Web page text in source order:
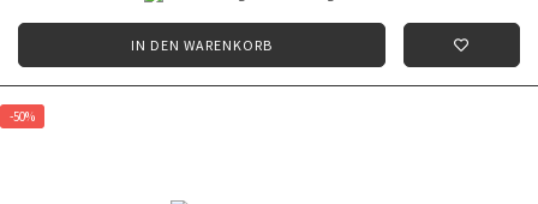
IN DEN WARENKORB
-50%